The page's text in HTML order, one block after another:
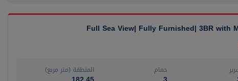
Full Sea View| Fully Furnished| 3BR with
حمام المنطقة (متر مربع)